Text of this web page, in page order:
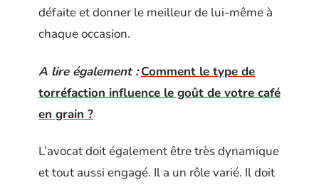
défaite et donner le meilleur de lui-même à
chaque occasion.
A lire également : Comment le type de
torréfaction influence le goût de votre café
en grain ?
L’avocat doit également être très dynamique
et tout aussi engagé. Il a un rôle varié. Il doit